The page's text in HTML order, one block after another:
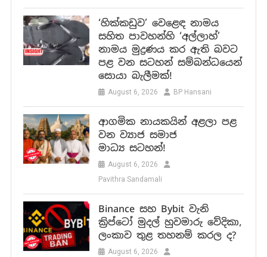
‘හික්කඩුව’ වෙළෙඳ නාමය
සහිත පාවහන්හි ‘අල්ලාහ්’
නාමය මුද්‍රණය කර ඇති බවට
පළ වන සටහන් සම්බන්ධයෙන්
සොයා බැලීමක්!
August 6, 2026 BP Hansani
ආගමික නායකයින් අළලා පළ
වන ව්‍යාජ සමාජ
මාධ්‍ය සටහන්!
August 6, 2026
Pavithra Sandamali
Binance සහ Bybit වැනි
ක්‍රිප්ටෝ මුදල් හුවමාරු වේදිකා,
ලංකාව තුළ තහනම් කරල ද?
August 6, 2026